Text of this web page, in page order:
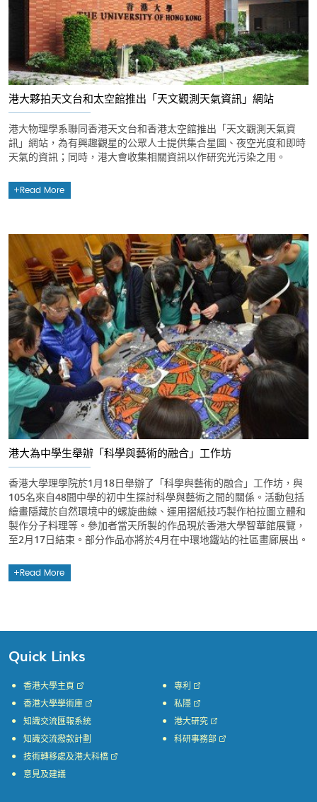
港大夥拍天文台和太空館推出「天文觀測天氣資訊」網站
港大物理學系聯同香港天文台和香港太空館推出「天文觀測天氣資
訊」網站，為有興趣觀星的公眾人士提供集合星圖、夜空光度和即時
天氣的資訊；同時，港大會收集相關資訊以作研究光污染之用。
Read More
港大為中學生舉辦「科學與藝術的融合」工作坊
香港大學理學院於1月18日舉辦了「科學與藝術的融合」工作坊，與
105名來自48間中學的初中生探討科學與藝術之間的關係。活動包括
繪畫隱藏於自然環境中的螺旋曲線、運用摺紙技巧製作柏拉圖立體和
製作分子料理等。參加者當天所製的作品現於香港大學智華館展覽，
至2月17日結束。部分作品亦將於4月在中環地鐵站的社區畫廊展出。
Read More
Quick Links
香港大學主頁
香港大學學術庫
知識交流匯報系統
知識交流撥款計劃
專利
私隱
港大研究
科研事務部
技術轉移處及港大科橋
意見及建議